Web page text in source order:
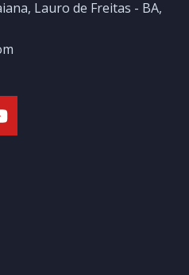
Lauro de Freitas - BA,